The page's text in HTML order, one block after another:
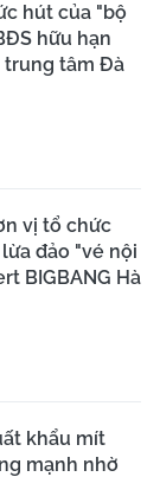
hút của "bộ
hữu hạn
trung tâm Đà
vị tổ chức
đảo "vé nội
BIGBANG Hà
khẩu mít
mạnh nhờ